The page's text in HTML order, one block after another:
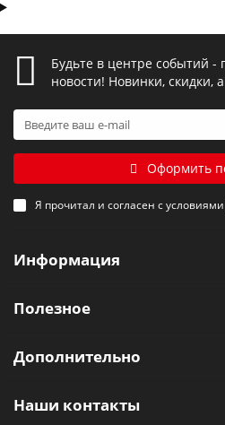
приборов, предназначенных для
дома, на производственных и
настольные. Такие приборы
благоустройства
встраиваемые светильники
магазинах, жилых
подсветкой. Они идеально
освещение;
LED-ленты с различным
светильники
уличного использования.
Будьте в центре событий
новости! Новинки, скидки,
Оформить
Я прочитал и согласен с условиями
Информация
Полезное
Дополнительно
Наши контакты